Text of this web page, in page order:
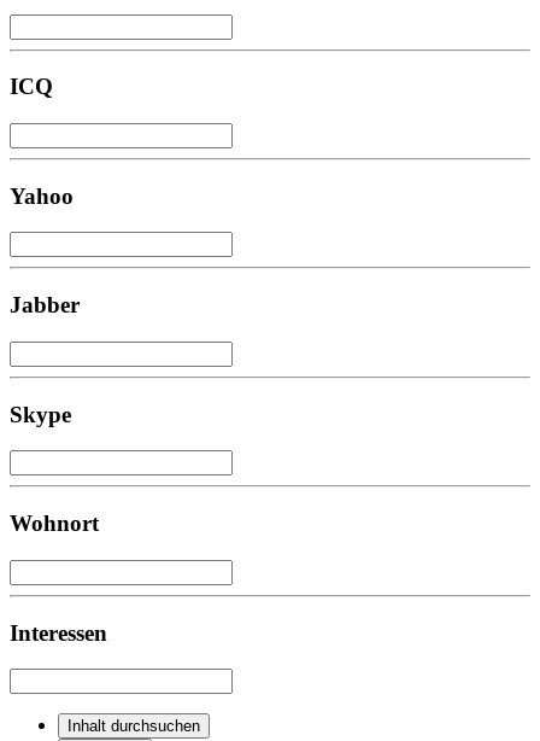
ICQ
Yahoo
Jabber
Skype
Wohnort
Interessen
Inhalt durchsuchen